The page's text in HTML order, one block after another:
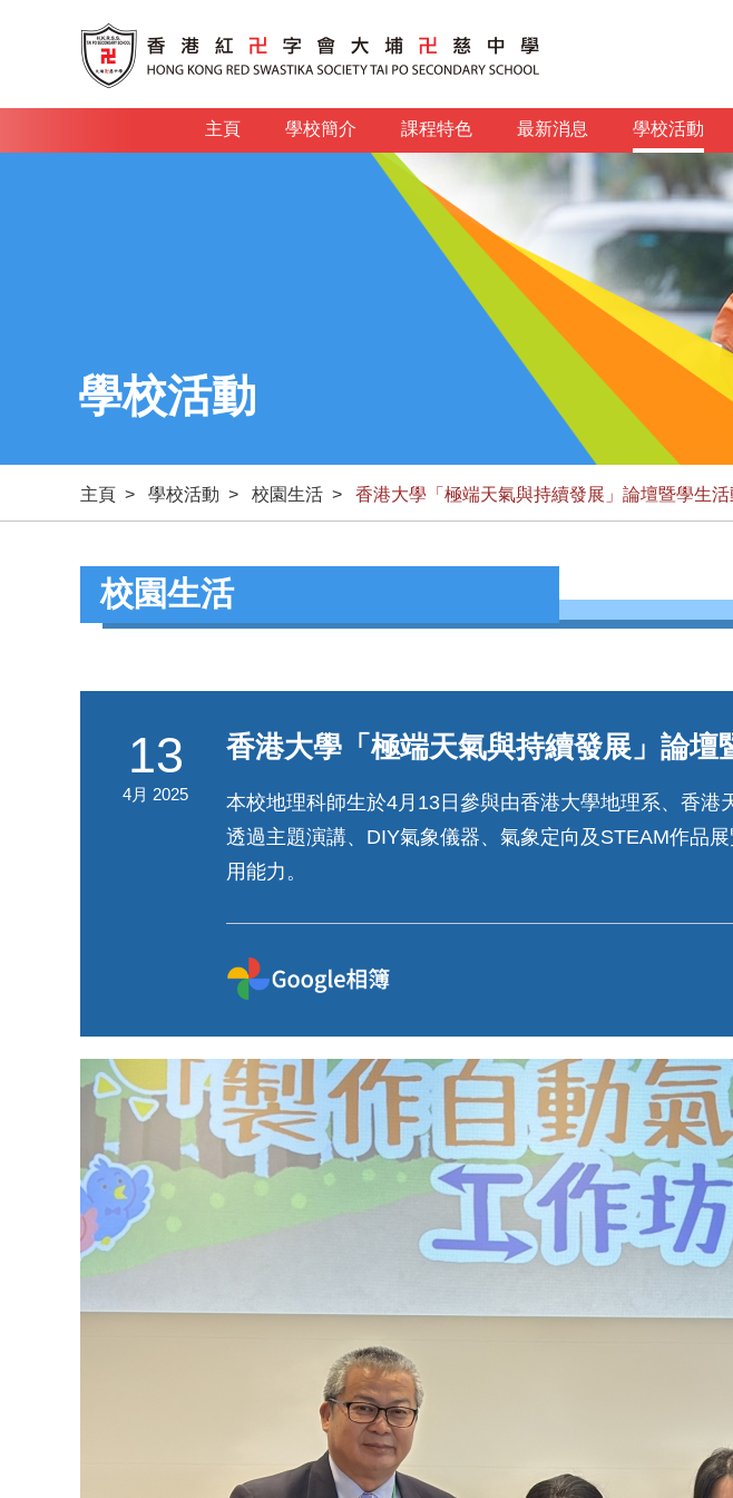
主頁 學校簡介 課程特色 最新消息 學校活動
學校活動
主頁 > 學校活動 > 校園生活 > 香港大學「極端天氣與持續發展」論壇暨學生活
校園生活
13
4月 2025
香港大學「極端天氣與持續發展」論壇
本校地理科師生於4月13日參與由香港大學地理系、香港
透過主題演講、DIY氣象儀器、氣象定向及STEAM作品
用能力。